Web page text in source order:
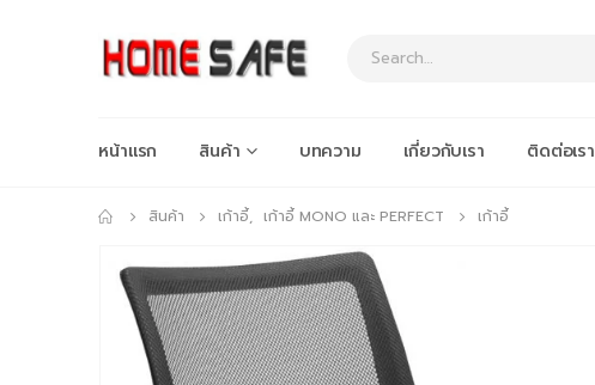
หน้าแรก สินค้า บทความ เกี่ยวกับเรา ติดต่อเรา
สินค้า เก้าอี้, เก้าอี้ MONO และ PERFECT เก้าอี้